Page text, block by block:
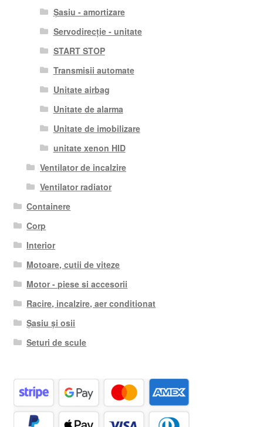
Șasiu - amortizare
Servodirecție - unitate
START STOP
Transmisii automate
Unitate airbag
Unitate de alarma
Unitate de imobilizare
unitate xenon HID
Ventilator de incalzire
Ventilator radiator
Containere
Corp
Interior
Motoare, cutii de viteze
Motor - piese si accesorii
Racire, incalzire, aer conditionat
Șasiu și osii
Seturi de scule